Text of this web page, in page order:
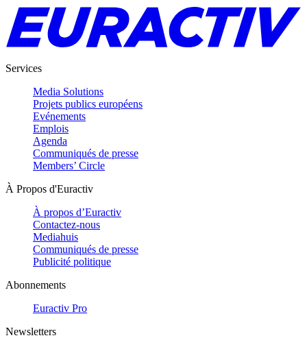
Services
Media Solutions
Projets publics européens
Evénements
Emplois
Agenda
Communiqués de presse
Members’ Circle
À Propos d'Euractiv
À propos d’Euractiv
Contactez-nous
Mediahuis
Communiqués de presse
Publicité politique
Abonnements
Euractiv Pro
Newsletters